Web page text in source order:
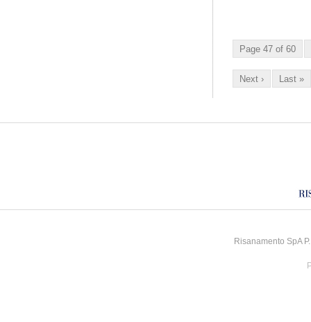
Page 47 of 60
Next › Last »
Risanamento SpA